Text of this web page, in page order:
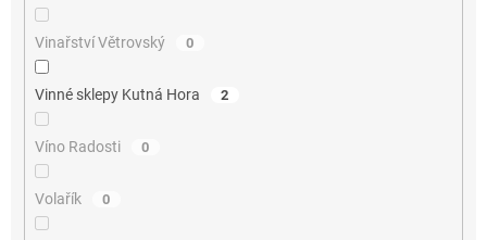
Vinařství Větrovský 0
Vinné sklepy Kutná Hora 2
Víno Radosti 0
Volařík 0